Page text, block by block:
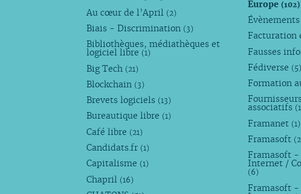
Au cœur de l’April (2)
Biais - Discrimination (3)
Bibliothèques, médiathèques et
logiciel libre (1)
Big Tech (21)
Blockchain (3)
Brevets logiciels (13)
Bureautique libre (1)
Café libre (21)
Candidats.fr (1)
Capitalisme (1)
Chapril (16)
Europe(102)
Facturation
Fausses
Fédiverse (5)
Formation
associatifs
Framanet (1)
Framasoft
Framasoft -
Internet /
(6)
Framasoft -